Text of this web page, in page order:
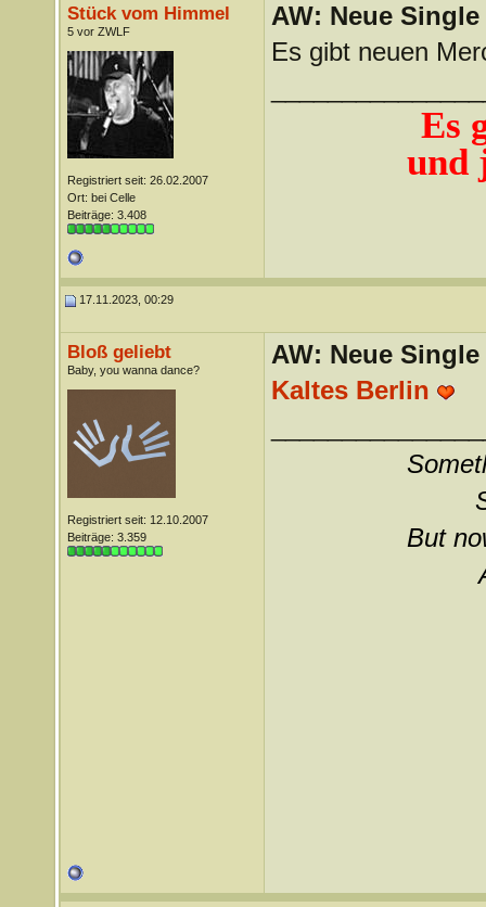
Stück vom Himmel
5 vor ZWLF
Registriert seit: 26.02.2007
Ort: bei Celle
Beiträge: 3.408
AW: Neue
Es gibt neuen
Es
und
17.11.2023, 00:29
Bloß geliebt
Baby, you wanna dance?
Registriert seit: 12.10.2007
Beiträge: 3.359
AW: Neue
Kaltes Berlin
But